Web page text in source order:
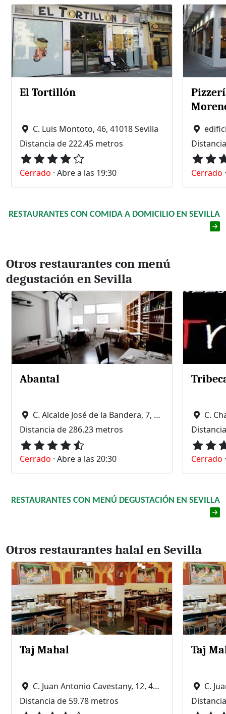
El Tortillón
C. Luis Montoto, 46, 41018 Sevilla
Distancia de 222.45 metros
Cerrado · Abre a las 19:30
edificio
Cerrado ·
RESTAURANTES CON COMIDA A DOMICILIO EN SEVILLA
Otros restaurantes con menú
degustación en Sevilla
Abantal
C. Alcalde José de la Bandera, 7, y 9, 41003 Sevilla
Distancia de 286.23 metros
Cerrado · Abre a las 20:30
C.
Cerrado ·
RESTAURANTES CON MENÚ DEGUSTACIÓN EN SEVILLA
Otros restaurantes halal en Sevilla
Taj Mahal
C. Juan Antonio Cavestany, 12, 41018 Sevilla
Distancia de 59.78 metros
Taj
C.